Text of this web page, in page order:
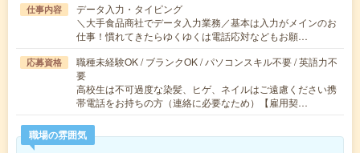
仕事内容
データ入力・タイピング
＼大手食品商社でデータ入力業務／基本は入力がメインのお
仕事！慣れてきたらゆくゆくは電話応対などもお願…
応募資格
職種未経験OK / ブランクOK / パソコンスキル不要 / 英語力不
要
高校生は不可過度な染髪、ヒゲ、ネイルはご遠慮ください携
帯電話をお持ちの方（連絡に必要なため）【雇用契…
職場の雰囲気